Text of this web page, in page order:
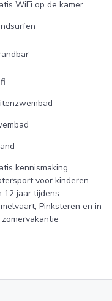
WiFi op de kamer
kennismaking
voor kinderen
12 jaar tijdens
Pinksteren en in